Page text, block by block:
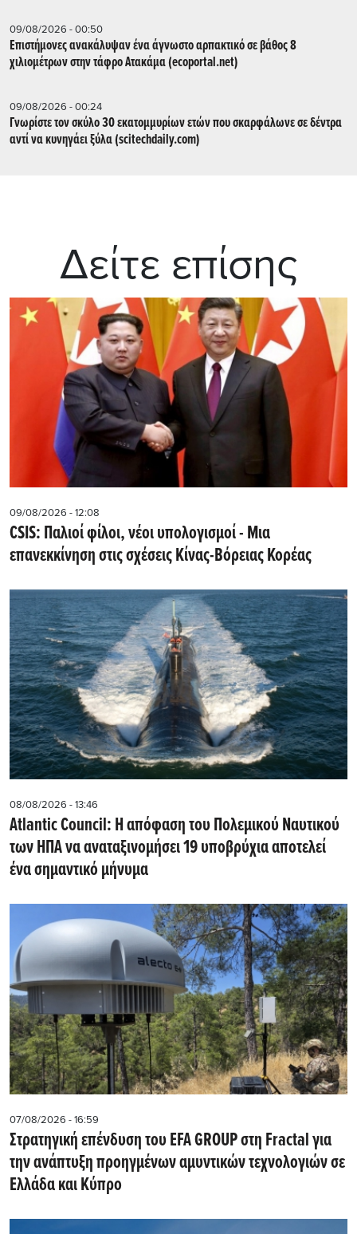
09/08/2026 - 00:50
Επιστήμονες ανακάλυψαν ένα άγνωστο αρπακτικό σε βάθος 8
χιλιομέτρων στην τάφρο Ατακάμα (ecoportal.net)
09/08/2026 - 00:24
Γνωρίστε τον σκύλο 30 εκατομμυρίων ετών που σκαρφάλωνε σε δέντρα
αντί να κυνηγάει ξύλα (scitechdaily.com)
Δείτε επίσης
09/08/2026 - 12:08
CSIS: Παλιοί φίλοι, νέοι υπολογισμοί - Μια
επανεκκίνηση στις σχέσεις Κίνας-Βόρειας Κορέας
08/08/2026 - 13:46
Atlantic Council: Η απόφαση του Πολεμικού Ναυτικού
των ΗΠΑ να αναταξινομήσει 19 υποβρύχια αποτελεί
ένα σημαντικό μήνυμα
07/08/2026 - 16:59
Στρατηγική επένδυση του EFA GROUP στη Fractal για
την ανάπτυξη προηγμένων αμυντικών τεχνολογιών σε
Ελλάδα και Κύπρο